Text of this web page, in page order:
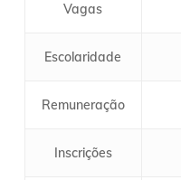
Vagas
Escolaridade
Remuneração
Inscrições